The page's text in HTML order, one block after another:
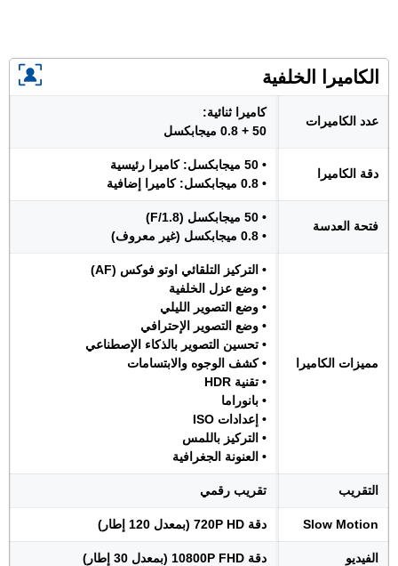
الكاميرا الخلفية
عدد الكاميرات
كاميرا ثنائية:
50 + 0.8 ميجابكسل
دقة الكاميرا
• 50 ميجابكسل: كاميرا رئيسية
• 0.8 ميجابكسل: كاميرا إضافية
فتحة العدسة
• 50 ميجابكسل (F/1.8)
• 0.8 ميجابكسل (غير معروف)
مميزات الكاميرا
• التركيز التلقائي اوتو فوكس (AF)
• وضع عزل الخلفية
• وضع التصوير الليلي
• وضع التصوير الإحترافي
• تحسين التصوير بالذكاء الإصطناعي
• كشف الوجوه والابتسامات
• تقنية HDR
• بانوراما
• إعدادات ISO
• التركيز باللمس
• العنونة الجغرافية
التقريب تقريب رقمي
Slow Motion دقة 720P HD (بمعدل 120 إطار)
الفيديو دقة 10800P FHD (بمعدل 30 إطار)